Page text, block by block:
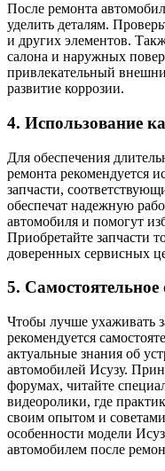
После ремонта
уделить деталям.
и других элементов.
салона и наружных
привлекательный
развитие коррозии.
4. Использование
Для обеспечения
ремонта рекомендуется
запчасти,
обеспечат надежную
автомобиля и помогут
Приобретайте запчасти
доверенных сервисных
5.
Чтобы лучше ухаживать
рекомендуется
актуальные знания об
автомобилей Исузу.
форумах, читайте
видеоролики, где
своим опытом и
особенности модели
автомобилем после